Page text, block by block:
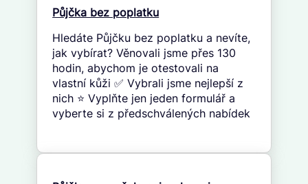
Půjčka bez poplatku
Hledáte Půjčku bez poplatku a nevíte,
jak vybírat? Věnovali jsme přes 130
hodin, abychom je otestovali na
vlastní kůži ✅ Vybrali jsme nejlepší z
nich ⭐ Vyplňte jen jeden formulář a
vyberte si z předschválených nabídek